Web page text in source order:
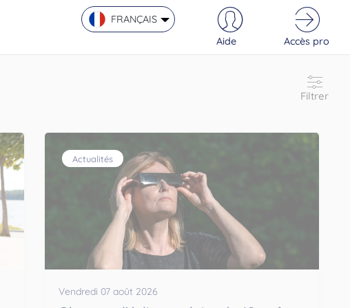
FRANÇAIS
Aide
Accès pro
Filtrer
Actualités
Vendredi 07 août 2026